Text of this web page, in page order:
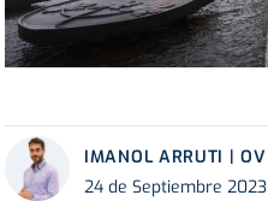
IMANOL ARRUTI | OV
24 de Septiembre 2023